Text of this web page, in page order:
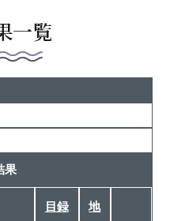
一覧
果
目録
地